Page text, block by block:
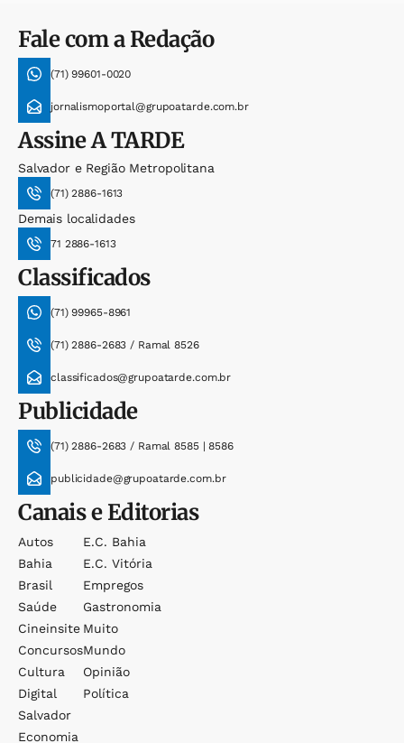
Fale com a Redação
(71) 99601-0020
jornalismoportal@grupoatarde.com.br
AssineA TARDE
Salvador e Região Metropolitana
(71) 2886-1613
Demais localidades
71 2886-1613
Classificados
(71) 99965-8961
(71) 2886-2683 / Ramal 8526
classificados@grupoatarde.com.br
Publicidade
(71) 2886-2683 / Ramal 8585 | 8586
publicidade@grupoatarde.com.br
Canais e Editorias
Autos
Bahia
Brasil
Saúde
Cineinsite
Concursos
Cultura
Digital
Salvador
Economia
E.c. Bahia
E.c. Vitória
Empregos
Gastronomia
Muito
Mundo
Opinião
Política